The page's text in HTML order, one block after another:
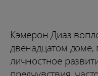
Кэмерон Диаз
двенадцатом доме,
личностное